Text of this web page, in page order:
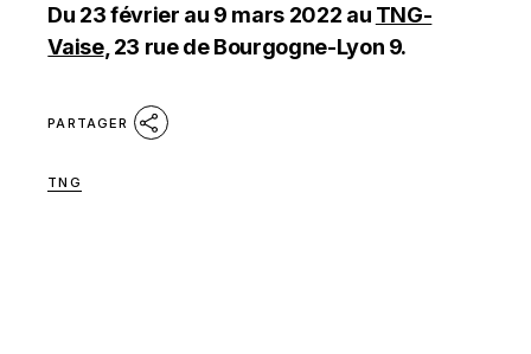
Du 23 février au 9 mars 2022 au TNG-
Vaise, 23 rue de Bourgogne-Lyon 9.
PARTAGER
TNG